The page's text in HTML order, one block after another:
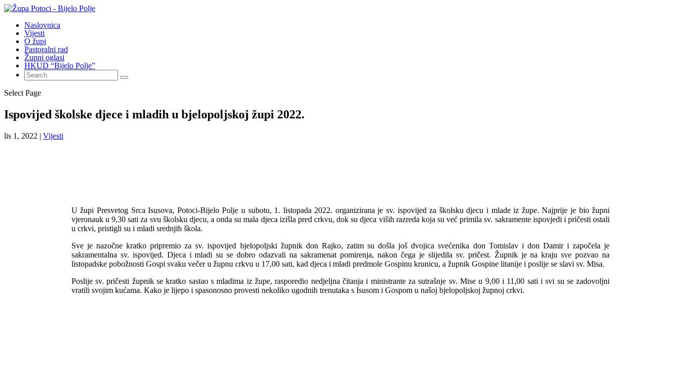
Naslovnica
Vijesti
O župi
Pastoralni rad
Župni oglasi
HKUD “Bijelo Polje”
Select Page
Ispovijed školske djece i mladih u bjelopoljskoj župi 2022.
lis 1, 2022 | Vijesti
U župi Presvetog Srca Isusova, Potoci-Bijelo Polje u subotu, 1. listopada 2022. organizirana je sv. ispovijed za školsku djecu i mlade iz župe. Najprije je bio župni
vjeronauk u 9,30 sati za svu školsku djecu, a onda su mala djeca izišla pred crkvu, dok su djeca viših razreda koja su već primila sv. sakramente ispovjedi i pričesti ostali
u crkvi, pristigli su i mladi srednjih škola.
Sve je nazočne kratko pripremio za sv. ispovijed bjelopoljski župnik don Rajko, zatim su došla još dvojica svećenika don Tomislav i don Damir i započela je
sakramentalna sv. ispovijed. Djeca i mladi su se dobro odazvali na sakramenat pomirenja, nakon čega je slijedila sv. pričest. Župnik je na kraju sve pozvao na
listopadske pobožnosti Gospi svaku večer u župnu crkvu u 17,00 sati, kad djeca i mladi predmole Gospinu krunicu, a župnik Gospine litanije i poslije se slavi sv. Misa.
Poslije sv. pričesti župnik se kratko sastao s mladima iz župe, rasporedio nedjeljna čitanja i ministrante za sutrašnje sv. Mise u 9,00 i 11,00 sati i svi su se zadovoljni
vratili svojim kućama. Kako je lijepo i spasonosno provesti nekoliko ugodnih trenutaka s Isusom i Gospom u našoj bjelopoljskoj župnoj crkvi.